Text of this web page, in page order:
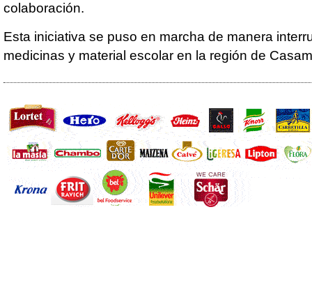
colaboración.
Esta iniciativa se puso en marcha de manera
medicinas y material escolar en la región de